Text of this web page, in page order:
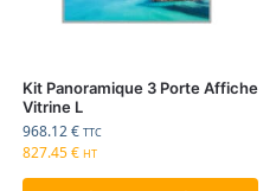
Kit Panoramique 3 Porte Affiche
Vitrine L
968.12€ TTC
827.45€ HT